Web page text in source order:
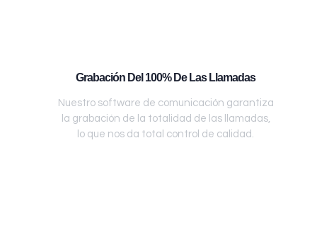
Grabación Del 100% De Las Llamadas
Nuestro software de comunicación garantiza
la grabación de la totalidad de las llamadas,
lo que nos da total control de calidad.